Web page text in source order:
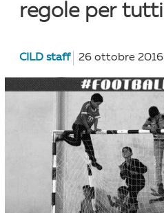
regole per tutti
CILD staff 26 ottobre 2016